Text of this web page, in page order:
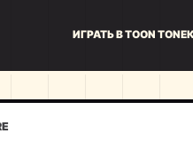
ИГРАТЬ В TOON TONE